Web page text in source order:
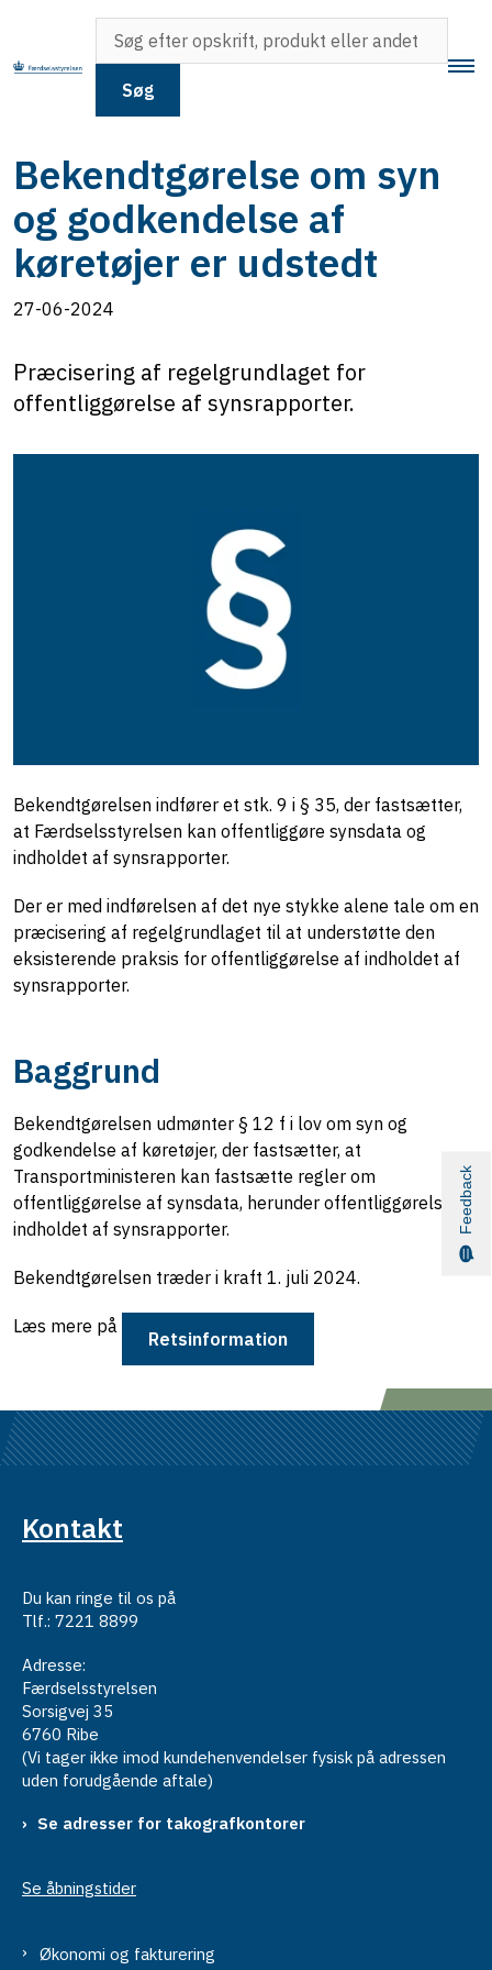
Søg
Bekendtgørelse om syn
og godkendelse af
køretøjer er udstedt
27-06-2024
Præcisering af regelgrundlaget for
offentliggørelse af synsrapporter.
Bekendtgørelsen indfører et stk. 9 i § 35, der fastsætter,
at Færdselsstyrelsen kan offentliggøre synsdata og
indholdet af synsrapporter.
Der er med indførelsen af det nye stykke alene tale om en
præcisering af regelgrundlaget til at understøtte den
eksisterende praksis for offentliggørelse af indholdet af
synsrapporter.
Baggrund
Bekendtgørelsen udmønter § 12 f i lov om syn og
godkendelse af køretøjer, der fastsætter, at
Transportministeren kan fastsætte regler om
offentliggørelse af synsdata, herunder offentliggørelse af
indholdet af synsrapporter.
Bekendtgørelsen træder i kraft 1. juli 2024.
Læs mere på
Retsinformation
Kontakt
Du kan ringe til os på
Tlf.: 7221 8899
Adresse:
Færdselsstyrelsen
Sorsigvej 35
6760 Ribe
(Vi tager ikke imod kundehenvendelser fysisk på adressen
uden forudgående aftale)
Se adresser for takografkontorer
Se åbningstider
Økonomi og fakturering
Feedback